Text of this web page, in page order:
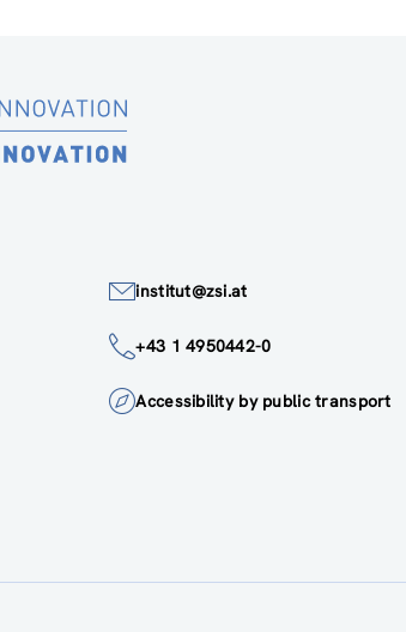
institut@zsi.at
+43 1 4950442-0
Accessibility by public transport